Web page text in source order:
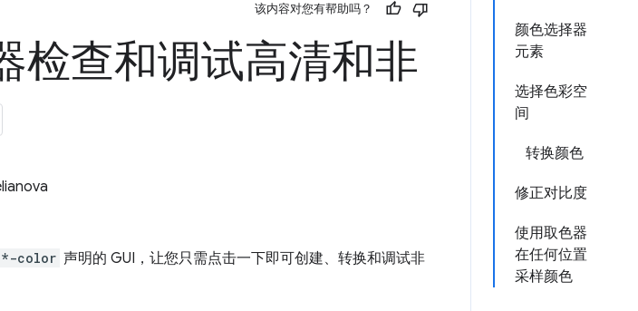
颜色选择器
元素
选择色彩空
间
转换颜色
修正对比度
使用取色器
在任何位置
采样颜色
该内容对您有帮助吗？
检查和调试高清和非
*-color 声明的 GUI，让您只需点击一下即可创建、转换和调试非